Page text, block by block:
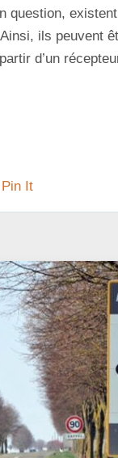
question,
ils peuvent
d’un
Pin It